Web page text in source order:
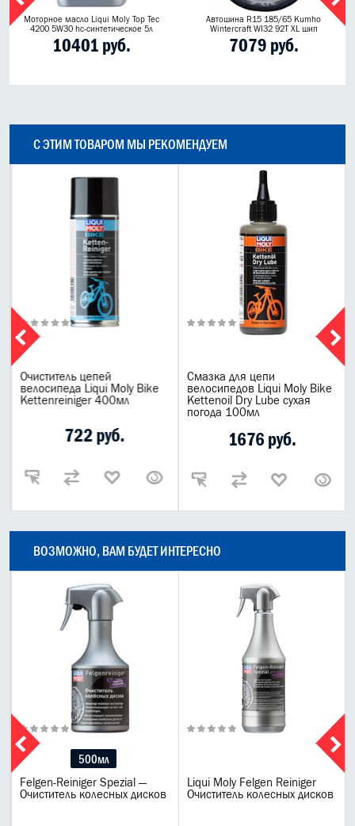
Моторное масло Liqui Moly Top Tec
4200 5W30 hc-синтетическое 5л
10401 руб.
Автошина R15 185/65 Kumho
Wintercraft WI32 92T XL шип
7079 руб.
С ЭТИМ ТОВАРОМ МЫ РЕКОМЕНДУЕМ
Очиститель цепей
велосипеда Liqui Moly Bike
Kettenreiniger 400мл
722 руб.
Смазка для цепи
велосипедов Liqui Moly Bike
Kettenoil Dry Lube сухая
погода 100мл
1676 руб.
ВОЗМОЖНО, ВАМ БУДЕТ ИНТЕРЕСНО
500мл
Felgen-Reiniger Spezial —
Очиститель колесных дисков
Liqui Moly Felgen Reiniger
Очиститель колесных дисков